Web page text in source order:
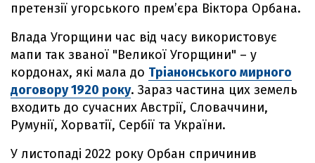
претензії угорського премʼєра Віктора Орбана.
Влада Угорщини час від часу використовує
мапи так званої "Великої Угорщини" – у
кордонах, які мала до Тріанонського мирного
договору 1920 року. Зараз частина цих земель
входить до сучасних Австрії, Словаччини,
Румунії, Хорватії, Сербії та України.
У листопаді 2022 року Орбан спричинив